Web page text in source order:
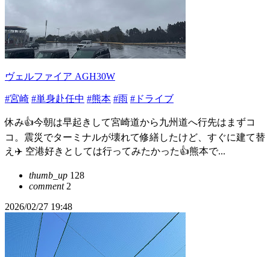
ヴェルファイア AGH30W
#宮崎 #単身赴任中 #熊本 #雨 #ドライブ
休み👍今朝は早起きして宮崎道から九州道へ行先はまずコ
コ。震災でターミナルが壊れて修繕したけど、すぐに建て替
え✈️ 空港好きとしては行ってみたかった👍熊本で...
thumb_up 128
comment2
2026/02/27 19:48